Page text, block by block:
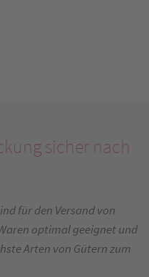
sicher nach
für den Versand von
optimal geeignet und
Arten von Gütern zum